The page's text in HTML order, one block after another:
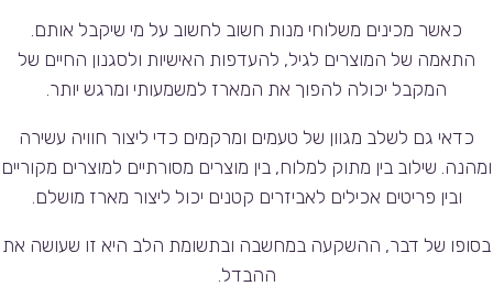
כאשר מכינים משלוחי מנות חשוב לחשוב על מי שיקבל אותם.
התאמה של המוצרים לגיל, להעדפות האישיות ולסגנון החיים של
המקבל יכולה להפוך את המארז למשמעותי ומרגש יותר.
כדאי גם לשלב מגוון של טעמים ומרקמים כדי ליצור חוויה עשירה
ומהנה. שילוב בין מתוק למלוח, בין מוצרים מסורתיים למוצרים מקוריים
ובין פריטים אכילים לאביזרים קטנים יכול ליצור מארז מושלם.
בסופו של דבר, ההשקעה במחשבה ובתשומת הלב היא זו שעושה את
ההבדל.